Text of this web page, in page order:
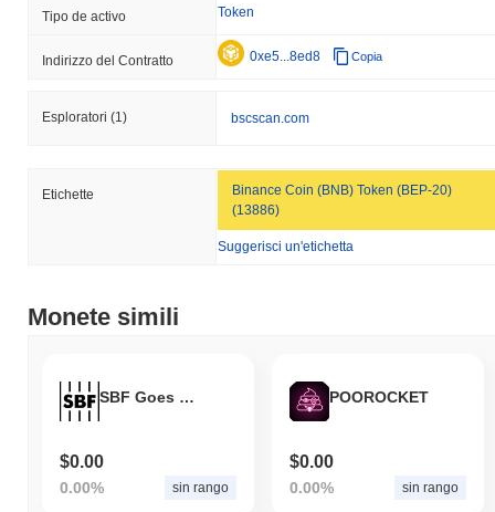
Tipo de activo Token
Indirizzo del Contratto 0xe5...8ed8 Copia
Esploratori (1) bscscan.com
Etichette
Binance Coin (BNB) Token (BEP-20)
(13886)
Suggerisci un'etichetta
Monete simili
SBF Goes to Prison
$0.00
0.00% sin rango
POOROCKET
$0.00
0.00% sin rango